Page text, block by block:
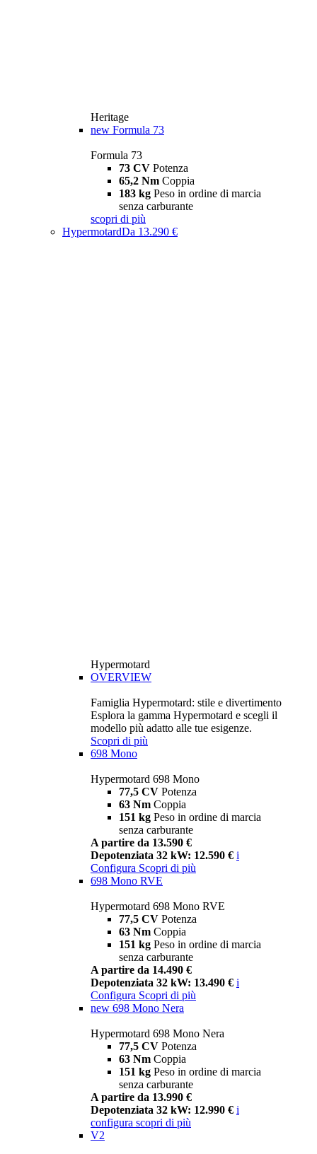
Heritage
new Formula 73
Formula 73
73 CV Potenza
65,2 Nm Coppia
183 kg Peso in ordine di marcia
senza carburante
scopri di più
HypermotardDa 13.290 €
Hypermotard
OVERVIEW
Famiglia Hypermotard: stile e divertimento
Esplora la gamma Hypermotard e scegli il
modello più adatto alle tue esigenze.
Scopri di più
698 Mono
Hypermotard 698 Mono
77,5 CV Potenza
63 Nm Coppia
151 kg Peso in ordine di marcia
senza carburante
A partire da 13.590 €
Depotenziata 32 kW: 12.590 € i
Configura Scopri di più
698 Mono RVE
Hypermotard 698 Mono RVE
77,5 CV Potenza
63 Nm Coppia
151 kg Peso in ordine di marcia
senza carburante
A partire da 14.490 €
Depotenziata 32 kW: 13.490 € i
Configura Scopri di più
new 698 Mono Nera
Hypermotard 698 Mono Nera
77,5 CV Potenza
63 Nm Coppia
151 kg Peso in ordine di marcia
senza carburante
A partire da 13.990 €
Depotenziata 32 kW: 12.990 € i
configura scopri di più
V2